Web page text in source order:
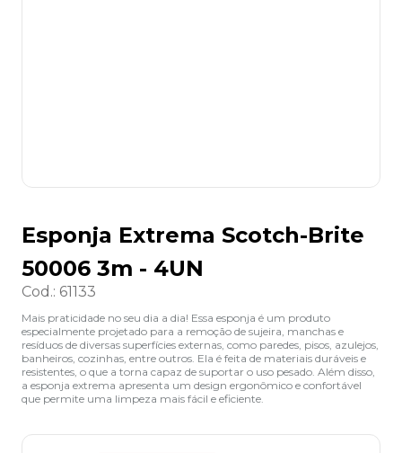
Esponja Extrema Scotch-Brite
50006 3m - 4UN
Cod.: 61133
Mais praticidade no seu dia a dia! Essa esponja é um produto
especialmente projetado para a remoção de sujeira, manchas e
resíduos de diversas superfícies externas, como paredes, pisos, azulejos,
banheiros, cozinhas, entre outros. Ela é feita de materiais duráveis e
resistentes, o que a torna capaz de suportar o uso pesado. Além disso,
a esponja extrema apresenta um design ergonômico e confortável
que permite uma limpeza mais fácil e eficiente.